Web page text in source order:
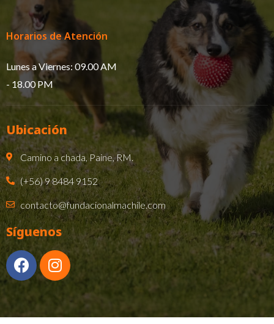
Horarios de Atención
Lunes a Viernes: 09.00 AM
- 18.00 PM​
Ubicación
Camino a chada, Paine, RM.
(+56) 9 8484 9152
contacto@fundacionalmachile.com
Síguenos